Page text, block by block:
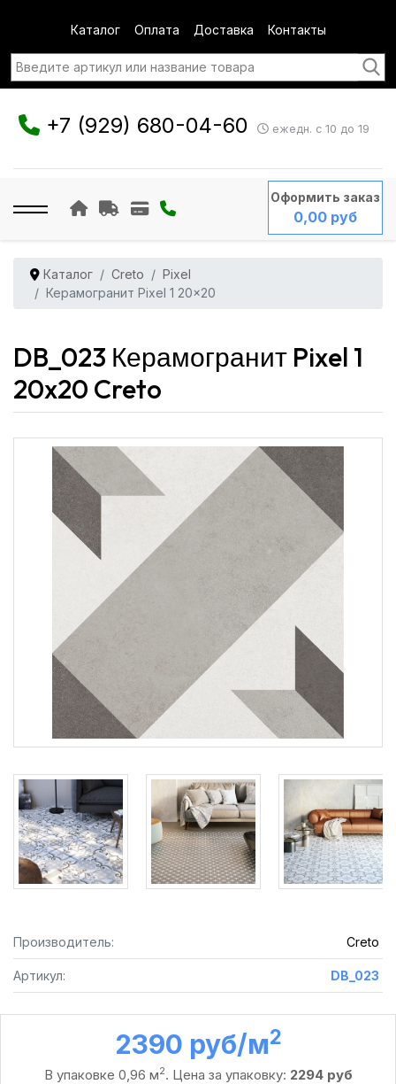
Каталог Оплата Доставка Контакты
+7 (929) 680-04-60 ежедн. с 10 до 19
Оформить заказ
0,00 руб
Каталог Creto
Pixel
Керамогранит Pixel 1 20x20
DB_023 Керамогранит Pixel 1
20x20 Creto
Производитель: Creto
Артикул: DB_023
2390 руб /м2
В упаковке 0,96 м2. Цена за упаковку: 2294 руб